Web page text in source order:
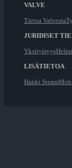
VALVE
Tietoa Valvesta
JURIDISET
Yksityisyys
LISÄTIETOA
Hanki Steam